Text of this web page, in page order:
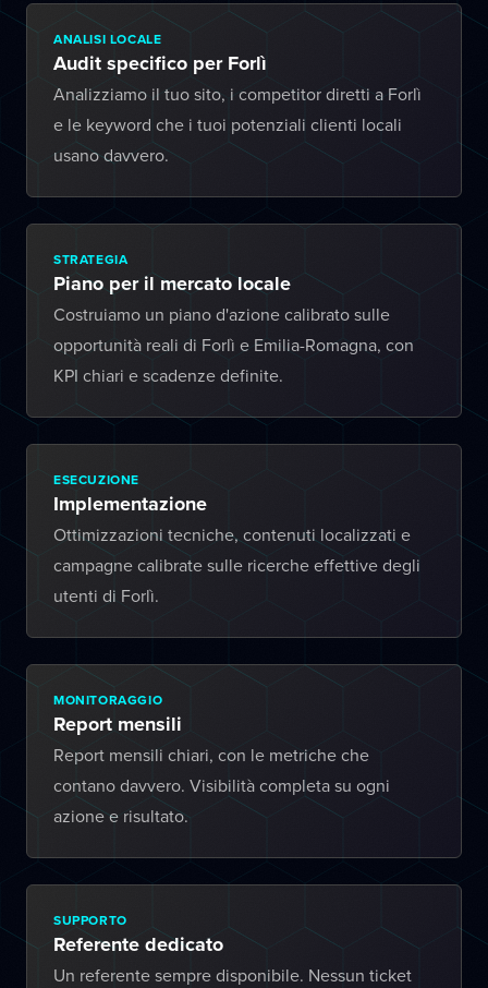
ANALISI LOCALE
Audit specifico per Forlì
Analizziamo il tuo sito, i competitor diretti a Forlì
e le keyword che i tuoi potenziali clienti locali
usano davvero.
STRATEGIA
Piano per il mercato locale
Costruiamo un piano d'azione calibrato sulle
opportunità reali di Forlì e Emilia-Romagna, con
KPI chiari e scadenze definite.
ESECUZIONE
Implementazione
Ottimizzazioni tecniche, contenuti localizzati e
campagne calibrate sulle ricerche effettive degli
utenti di Forlì.
MONITORAGGIO
Report mensili
Report mensili chiari, con le metriche che
contano davvero. Visibilità completa su ogni
azione e risultato.
SUPPORTO
Referente dedicato
Un referente sempre disponibile. Nessun ticket